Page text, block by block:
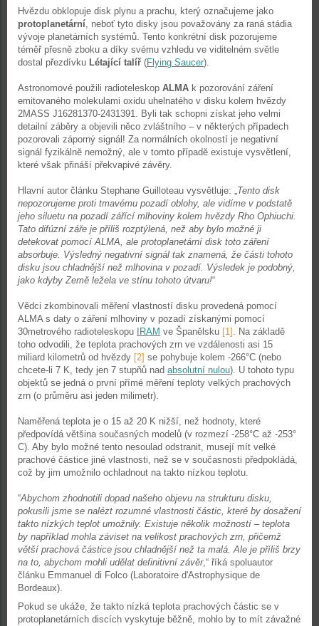
Hvězdu obklopuje disk plynu a prachu, který označujeme jako
protoplanetární, neboť tyto disky jsou považovány za raná stádia
vývoje planetárních systémů. Tento konkrétní disk pozorujeme
téměř přesně zboku a díky svému vzhledu ve viditelném světle
dostal přezdívku Létající talíř (Flying Saucer).
Astronomové použili radioteleskop ALMA k pozorování záření
emitovaného molekulami oxidu uhelnatého v disku kolem hvězdy
2MASS J16281370-2431391. Byli tak schopni získat jeho velmi
detailní záběry a objevili něco zvláštního – v některých případech
pozorovali záporný signál! Za normálních okolností je negativní
signál fyzikálně nemožný, ale v tomto případě existuje vysvětlení,
které však přináší překvapivé závěry.
Hlavní autor článku Stephane Guilloteau vysvětluje: „Tento disk
nepozorujeme proti tmavému pozadí oblohy, ale vidíme v podstatě
jeho siluetu na pozadí zářící mlhoviny kolem hvězdy Rho Ophiuchi.
Tato difúzní záře je příliš rozptýlená, než aby bylo možné ji
detekovat pomocí ALMA, ale protoplanetární disk toto záření
absorbuje. Výsledný negativní signál tak znamená, že části tohoto
disku jsou chladnější než mlhovina v pozadí. Výsledek je podobný,
jako kdyby Země ležela ve stínu tohoto útvaru!“
Vědci zkombinovali měření vlastností disku provedená pomocí
ALMA s daty o záření mlhoviny v pozadí získanými pomocí
30metrového radioteleskopu
IRAM ve Španělsku [1] . Na základě
toho odvodili, že teplota prachových zrn ve vzdálenosti asi 15
miliard kilometrů od hvězdy [2] se pohybuje kolem -266°C (nebo
chcete-li 7 K, tedy jen 7 stupňů nad absolutní nulou). U tohoto typu
objektů se jedná o první přímé měření teploty velkých prachových
zrn (o průměru asi jeden milimetr).
Naměřená teplota je o 15 až 20 K nižší, než hodnoty, které
předpovídá většina současných modelů (v rozmezí -258°C až -253°
C). Aby bylo možné tento nesoulad odstranit, musejí mít velké
prachové částice jiné vlastnosti, než se v současnosti předpokládá,
což by jim umožnilo ochladnout na takto nízkou teplotu.
“Abychom zhodnotili dopad našeho objevu na strukturu disku,
pokusili jsme se nalézt rozumné vlastnosti částic, které by dosažení
takto nízkých teplot umožnily. Existuje několik možností – teplota
by například mohla záviset na velikost prachových zrn, přičemž
větší prachová částice jsou chladnější než ta malá. Ale je příliš brzy
na to, abychom mohli udělat definitivní závěr,“ říká spoluautor
článku Emmanuel di Folco (Laboratoire d'Astrophysique de
Bordeaux).
Pokud se ukáže, že takto nízká teplota prachových částic se v
protoplanetárních discích vyskytuje běžně, mohlo by to mít závažné